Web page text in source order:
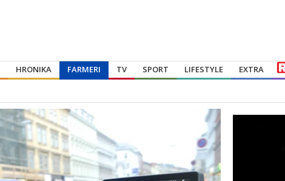
HRONIKA FARMERI TV SPORT LIFESTYLE EXTRA